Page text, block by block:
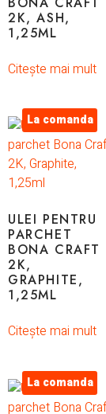
2K, ASH,
1,25ML
Citește mai mult
La comanda
ULEI PENTRU
PARCHET
BONA CRAFT
2K,
GRAPHITE,
1,25ML
Citește mai mult
La comanda